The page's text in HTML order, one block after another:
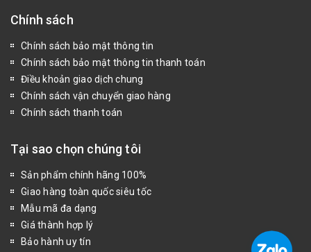
Chính sách
Chính sách bảo mật thông tin
Chính sách bảo mật thông tin thanh toán
Điều khoản giao dịch chung
Chính sách vận chuyển giao hàng
Chính sách thanh toán
Tại sao chọn chúng tôi
Sản phẩm chính hãng 100%
Giao hàng toàn quốc siêu tốc
Mẫu mã đa dạng
Giá thành hợp lý
Bảo hành uy tín